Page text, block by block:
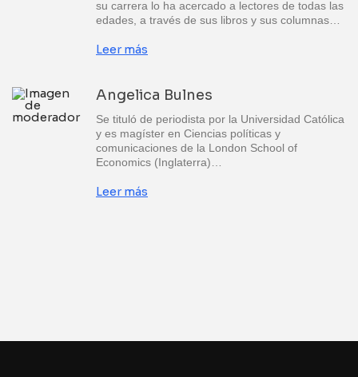
su carrera lo ha acercado a lectores de todas las
edades, a través de sus libros y sus columnas…
Leer más
Angelica Bulnes
Se tituló de periodista por la Universidad Católica
y es magíster en Ciencias políticas y
comunicaciones de la London School of
Economics (Inglaterra)…
Leer más